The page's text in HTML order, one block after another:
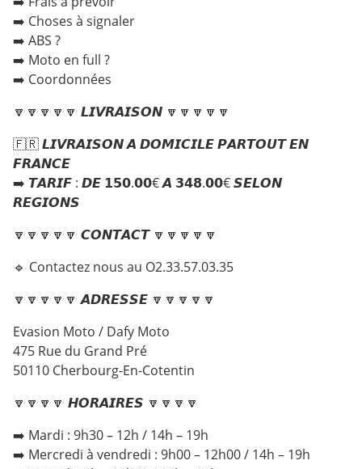
➡️ Choses à signaler
➡️ ABS ?
➡️ Moto en full ?
➡️ Coordonnées
🔽🔽🔽🔽🔽 𝙇𝙄𝙑𝙍𝘼𝙄𝙎𝙊𝙉 🔽🔽🔽🔽🔽
🇫🇷 𝙇𝙄𝙑𝙍𝘼𝙄𝙎𝙊𝙉 𝘼 𝘿𝙊𝙈𝙄𝘾𝙄𝙇𝙀 𝙋𝘼𝙍𝙏𝙊𝙐𝙏 𝙀𝙉
𝙁𝙍𝘼𝙉𝘾𝙀
➡️ 𝙏𝘼𝙍𝙄𝙁 : 𝘿𝙀 𝟭𝟱𝟬.𝟬𝟬€ 𝘼 𝟯𝟰𝟴.𝟬𝟬€ 𝙎𝙀𝙇𝙊𝙉
𝙍𝙀𝙂𝙄𝙊𝙉𝙎
🔽🔽🔽🔽🔽 𝘾𝙊𝙉𝙏𝘼𝘾𝙏 🔽🔽🔽🔽🔽
🔹 Contactez nous au O2.33.57.03.35
🔽🔽🔽🔽🔽 𝘼𝘿𝙍𝙀𝙎𝙎𝙀 🔽🔽🔽🔽🔽
Evasion Moto / Dafy Moto
475 Rue du Grand Pré
50110 Cherbourg-En-Cotentin
🔽🔽🔽🔽 𝙃𝙊𝙍𝘼𝙄𝙍𝙀𝙎 🔽🔽🔽🔽
➡️ Mardi : 9h30 – 12h / 14h – 19h
➡️ Mercredi à vendredi : 9h00 – 12h00 / 14h – 19h